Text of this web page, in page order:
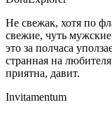
Не свежак, хотя по
свежие, чуть
это за полчаса
странная на
приятна, давит.
Invitamentum